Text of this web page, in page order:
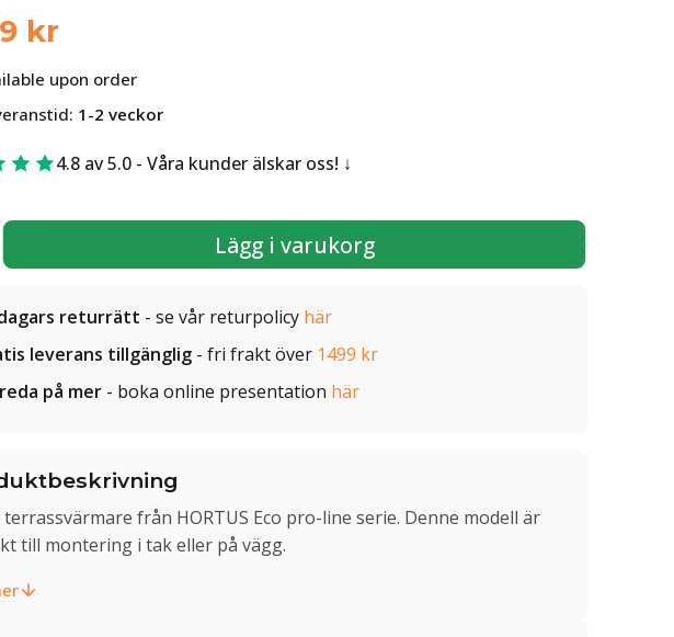
kr
upon order
1-2 veckor
4.8 av 5.0 - Våra kunder älskar oss!
Lägg i varukorg
returrätt - se vår returpolicy här
leverans tillgänglig - fri frakt över 1499 kr
på mer - boka online presentation här
terrassvärmare från HORTUS Eco pro-line serie. Denne modell är
till montering i tak eller på vägg.